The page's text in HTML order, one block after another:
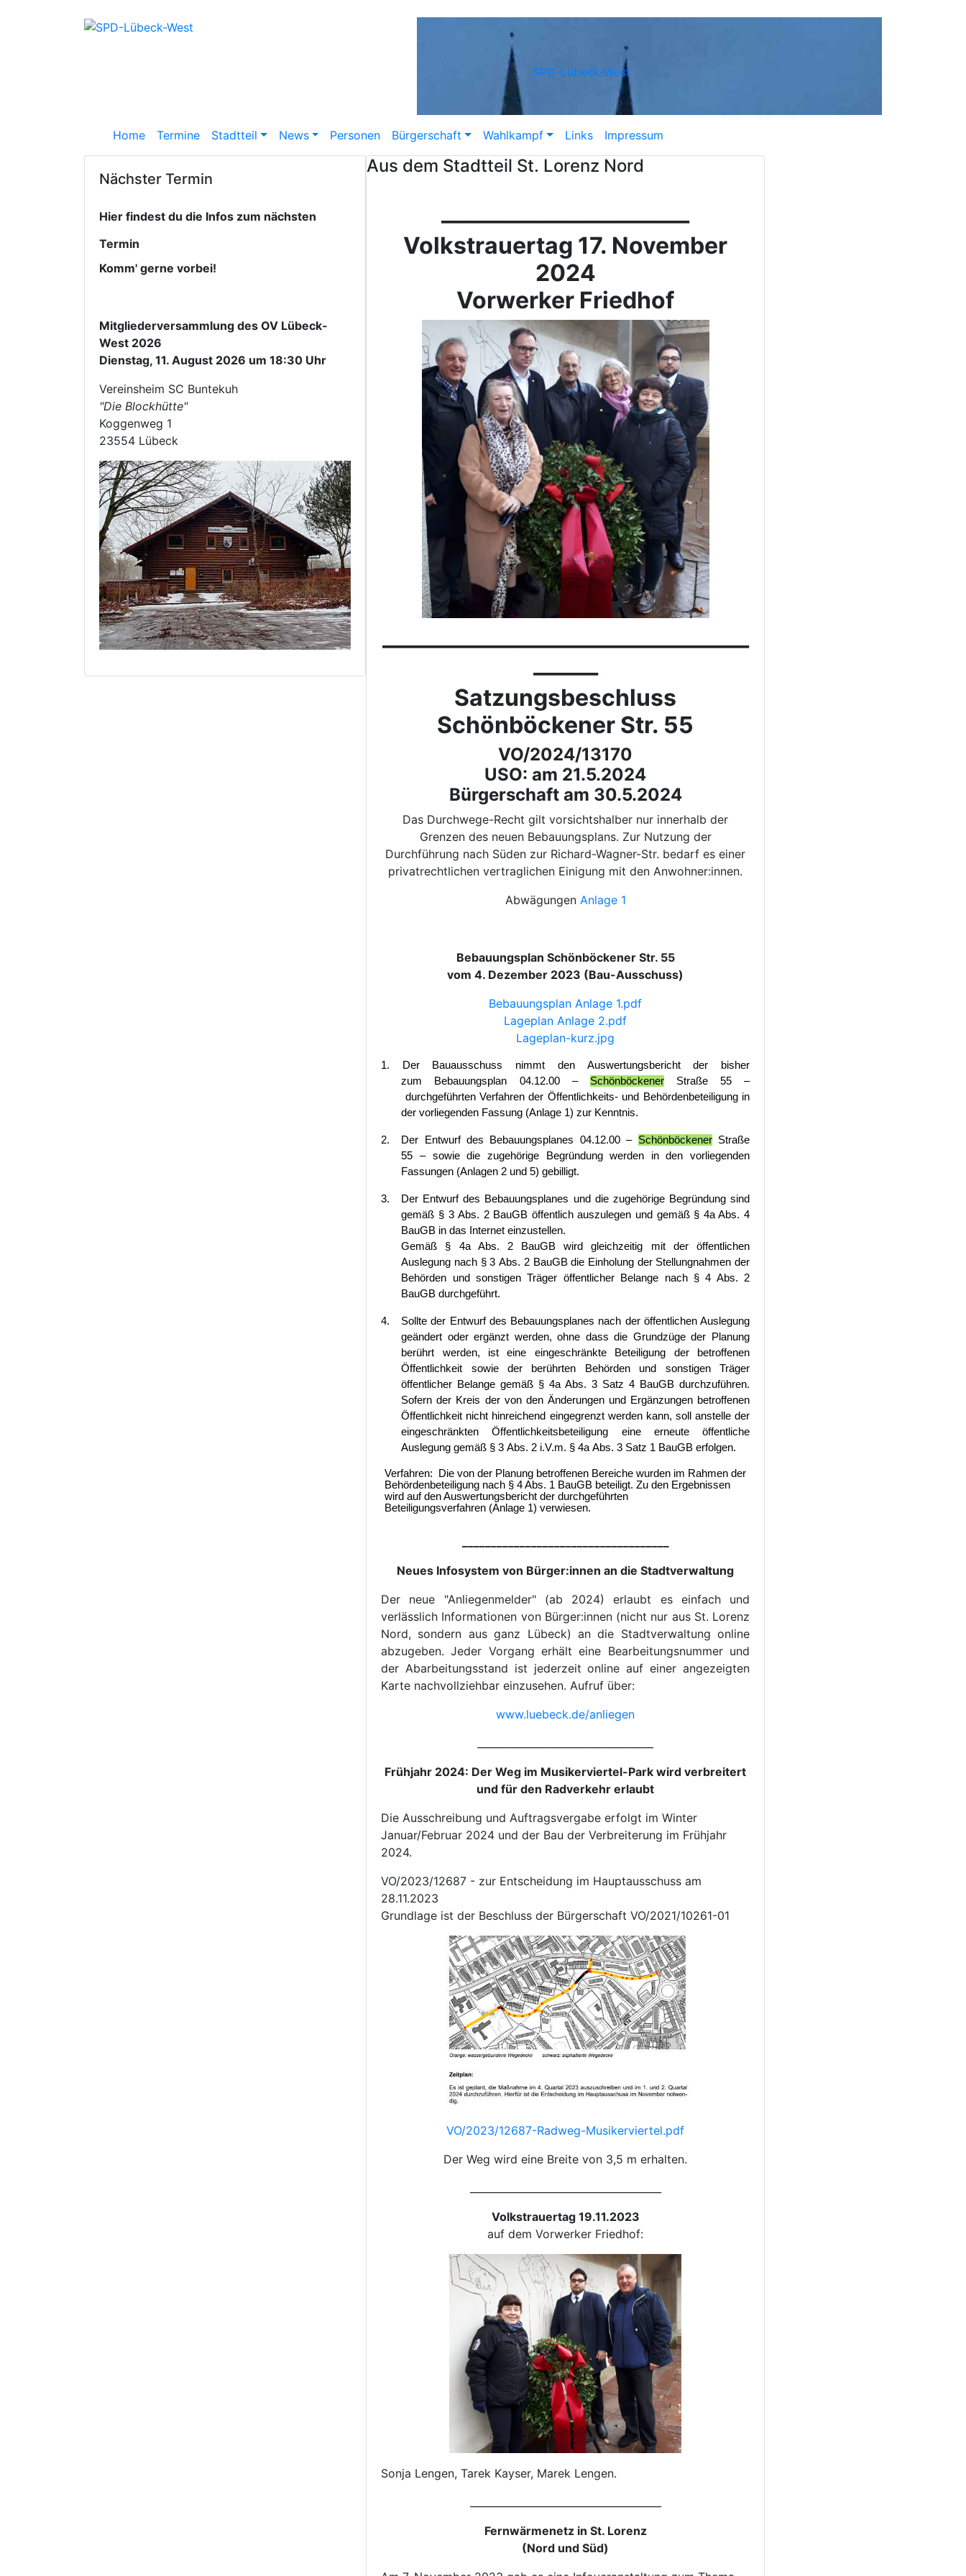
SPD-Lübeck-West
Home Termine Stadtteil News Personen Bürgerschaft Wahlkampf Links Impressum
Nächster Termin
Hier findest du die Infos zum nächsten
Termin
Komm' gerne vorbei!
Mitgliederversammlung des OV Lübeck-
West 2026
Dienstag, 11. August 2026 um 18:30 Uhr
Vereinsheim SC Buntekuh
"Die Blockhütte"
Koggenweg 1
23554 Lübeck
Aus dem Stadtteil St. Lorenz Nord
Volkstrauertag 17. November
2024
Vorwerker Friedhof
Satzungsbeschluss
Schönböckener Str. 55
VO/2024/13170
USO: am 21.5.2024
Bürgerschaft am 30.5.2024
Das Durchwege-Recht gilt vorsichtshalber nur innerhalb der
Grenzen des neuen Bebauungsplans. Zur Nutzung der
Durchführung nach Süden zur Richard-Wagner-Str. bedarf es einer
privatrechtlichen vertraglichen Einigung mit den Anwohner:innen.
Abwägungen Anlage 1
Bebauungsplan Schönböckener Str. 55
vom 4. Dezember 2023 (Bau-Ausschuss)
Bebauungsplan Anlage 1.pdf
Lageplan Anlage 2.pdf
Lageplan-kurz.jpg
1. Der Bauausschuss nimmt den Auswertungsbericht der bisher
zum Bebauungsplan 04.12.00 – SchönböckenerStraße 55 –
durchgeführten Verfahren der Öffentlichkeits- und Behördenbeteiligung in
der vorliegenden Fassung (Anlage 1) zur Kenntnis.
2. Der Entwurf des Bebauungsplanes 04.12.00– SchönböckenerStraße
55 –
sowie die zugehörige Begründung werden in den vorliegenden
Fassungen (Anlagen 2 und 5) gebilligt.
3. Der Entwurf des Bebauungsplanes und die zugehörige Begründung sind
gemäß § 3 Abs. 2 BauGB öffentlich auszulegen und gemäß § 4a Abs. 4
BauGB in das Internet einzustellen.
Gemäß § 4a Abs. 2 BauGB wird gleichzeitig mit der öffentlichen
Auslegung nach § 3 Abs. 2 BauGB die Einholung der Stellungnahmen der
Behörden und sonstigen Träger öffentlicher Belange nach § 4 Abs.
2
BauGB durchgeführt.
4.
Sollte der Entwurf des Bebauungsplanes nach der öffentlichen Auslegung
geändert oder ergänzt werden, ohne dass die Grundzüge der Planung
berührt werden, ist eine eingeschränkte Beteiligung der betroffenen
Öffentlichkeit sowie der berührten Behörden und sonstigen Träger
öffentlicher Belange gemäß § 4a Abs. 3 Satz 4 BauGB durchzuführen.
Sofern der Kreis der von den Änderungen und Ergänzungen betroffenen
Öffentlichkeit nicht hinreichend eingegrenzt werden kann, soll anstelle der
eingeschränkten Öffentlichkeitsbeteiligung eine erneute öffentliche
Auslegung gemäß § 3 Abs. 2 i.V.m. § 4a Abs. 3 Satz 1 BauGB erfolgen.
Verfahren:
Die von der Planung betroffenen Bereiche wurden im Rahmen der
Behördenbeteiligung nach § 4 Abs. 1 BauGB beteiligt. Zu den Ergebnissen
wird auf den Auswertungsbericht der durchgeführten
Beteiligungsverfahren (Anlage 1) verwiesen.
Neues Infosystem von Bürger:innen an die Stadtverwaltung
Der neue "Anliegenmelder" (ab 2024) erlaubt es einfach und
verlässlich Informationen von Bürger:innen (nicht nur aus St. Lorenz
Nord, sondern aus ganz Lübeck) an die Stadtverwaltung online
abzugeben. Jeder Vorgang erhält eine Bearbeitungsnummer und
der Abarbeitungsstand ist jederzeit online auf einer angezeigten
Karte nachvollziehbar einzusehen. Aufruf über:
www.luebeck.de/anliegen
Frühjahr 2024: Der Weg im Musikerviertel-Park wird verbreitert
und für den Radverkehr erlaubt
Die Ausschreibung und Auftragsvergabe erfolgt im Winter
Januar/Februar 2024 und der Bau der Verbreiterung im Frühjahr
2024.
VO/2023/12687 - zur Entscheidung im Hauptausschuss am
28.11.2023
Grundlage ist der Beschluss der Bürgerschaft VO/2021/10261-01
VO/2023/12687-Radweg-Musikerviertel.pdf
Der Weg wird eine Breite von 3,5 m erhalten.
Volkstrauertag 19.11.2023
auf dem Vorwerker Friedhof:
Sonja Lengen, Tarek Kayser, Marek Lengen.
Fernwärmenetz in St. Lorenz
(Nord und Süd)